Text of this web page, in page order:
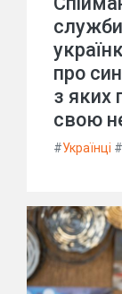
про
з яких
свою
#Українці #